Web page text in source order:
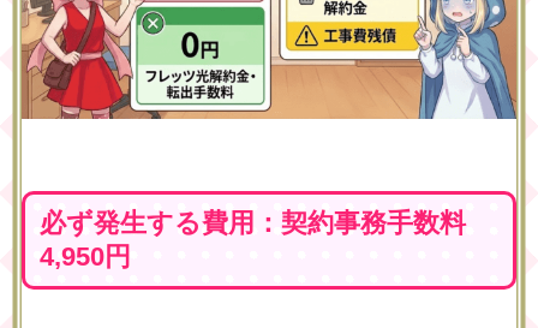
必ず発生する費用：契約事務手数料
4,950円